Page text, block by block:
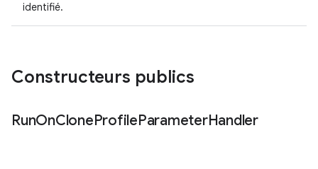
identifié.
Constructeurs publics
RunOnCloneProfileParameterHandler